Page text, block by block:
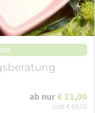
ab nur€ 21,00
statt€ 69,00